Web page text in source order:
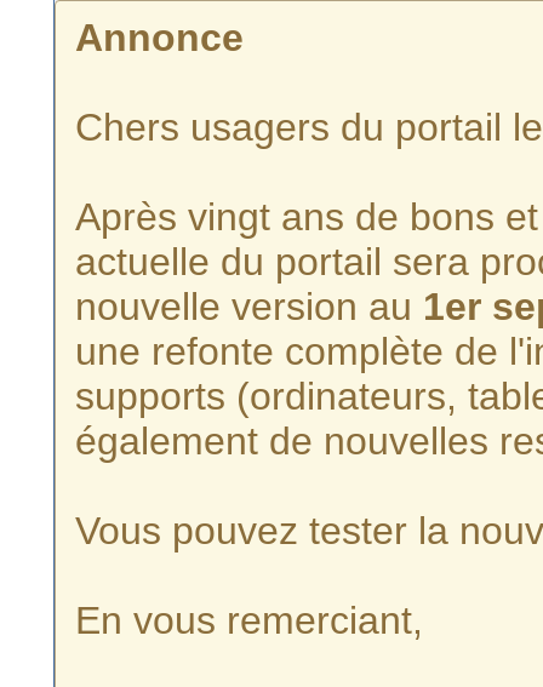
Annonce
Chers usagers du portail
Après vingt ans de bons
actuelle du portail sera
nouvelle version au 1er
une refonte complète de
supports (ordinateurs,
également de nouvelles
Vous pouvez tester la
En vous remerciant,